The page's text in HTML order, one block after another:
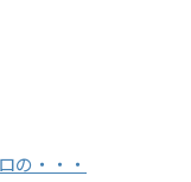
の・・・